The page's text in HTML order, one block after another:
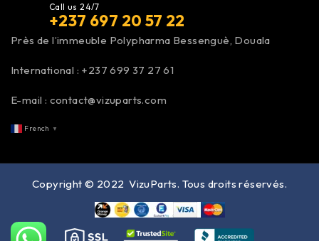
Call us 24/7
+237 697 20 57 22
Près de l’immeuble Polypharma Bessenguè, Douala
International : +237 699 37 27 61
E-mail : contact@vizuparts.com
French ▼
Copyright © 2022VizuParts. Tous droits réservés.